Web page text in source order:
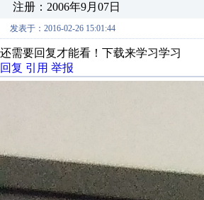
注册：2006年9月07日
发表于：2016-02-26 15:01:44
还需要回复才能看！下载来学习学习
回复 引用 举报